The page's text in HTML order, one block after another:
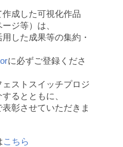
成した可視化作品
ジ等）は、
した成果等の集約・
に必ずご登録くださ
ストスイッチプロジ
るとともに、
表彰させていただきま
こちら